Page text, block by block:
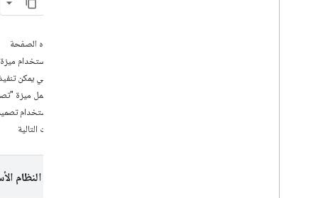
على هذه الصفحة
أسباب استخدام
المهام التي يمكن
طريقة عمل ميزة
كيفية استخدام
الخطوات التالية
اختيار النظام